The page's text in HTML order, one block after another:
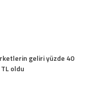
geliri yüzde 40
oldu